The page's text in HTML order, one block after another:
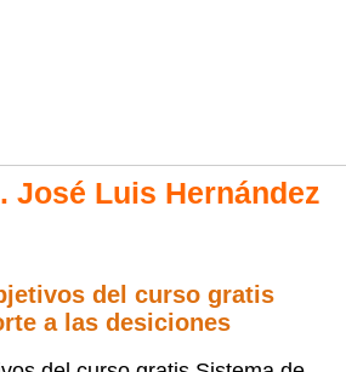
José Luis Hernández
del curso gratis
a las desiciones